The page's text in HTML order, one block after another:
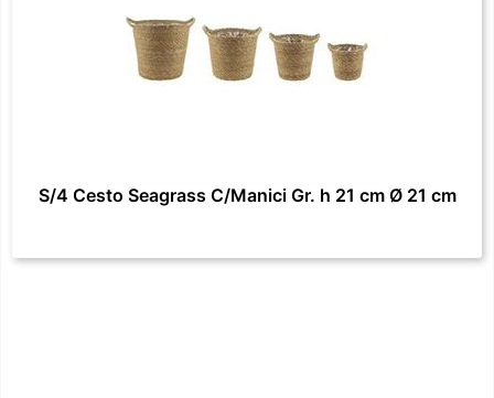
S/4 Cesto Seagrass C/Manici Gr. h 21 cm Ø 21 cm